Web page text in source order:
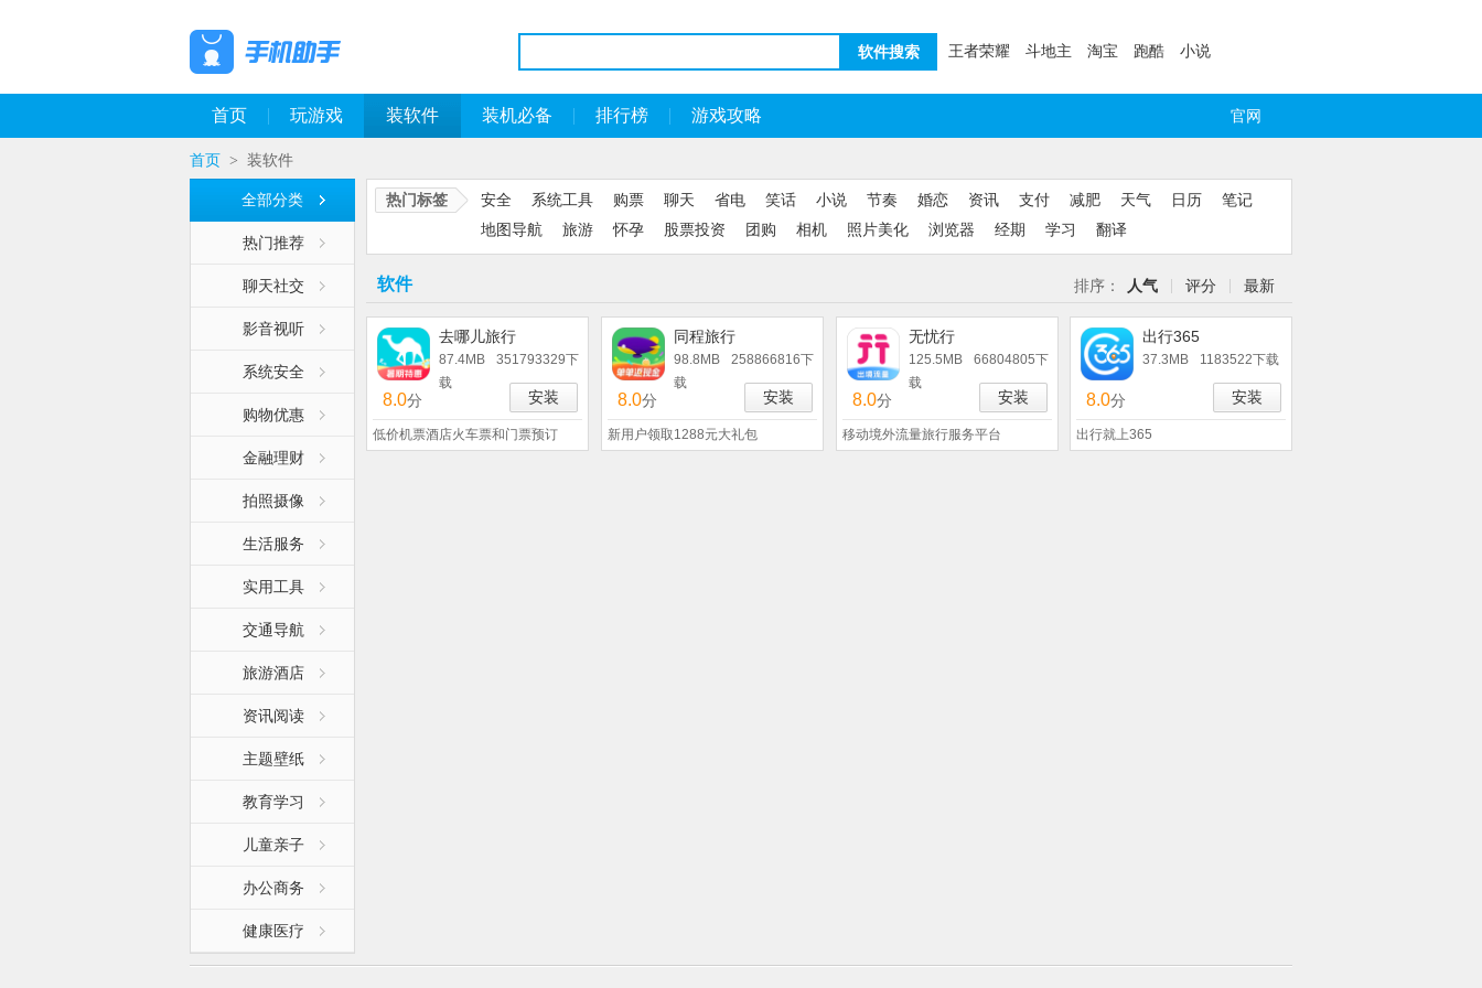
软件搜索 王者荣耀 斗地主 淘宝 跑酷 小说
首页 玩游戏 装软件 装机必备 排行榜 游戏攻略 官网
首页 > 装软件
全部分类
热门推荐
聊天社交
影音视听
系统安全
购物优惠
金融理财
拍照摄像
生活服务
实用工具
交通导航
旅游酒店
资讯阅读
主题壁纸
教育学习
儿童亲子
办公商务
健康医疗
热门标签 安全 系统工具 购票 聊天 省电 笑话 小说 节奏 婚恋 资讯 支付 减肥 天气 日历
笔记
地图导航
旅游 怀孕 股票投资 团购 相机 照片美化 浏览器 经期 学习 翻译
软件 排序： 人气 评分 最新
去哪儿旅行
87.4MB
351793329下
载
8.0分 安装
低价机票酒店火车票和门票预订
同程旅行
98.8MB
258866816下
载
8.0分 安装
新用户领取1288元大礼包
无忧行
125.5MB
66804805下
载
8.0分 安装
移动境外流量旅行服务平台
出行365
37.3MB 1183522下载
8.0分 安装
出行就上365